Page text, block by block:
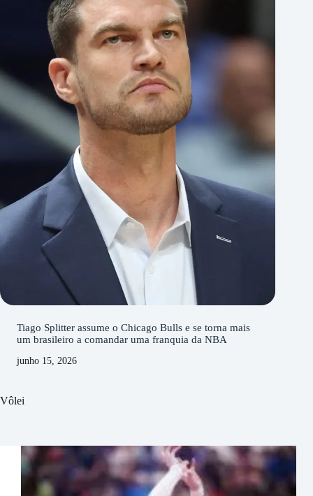
Tiago Splitter assume o Chicago Bulls e se torna mais
um brasileiro a comandar uma franquia da NBA
junho 15, 2026
Vôlei